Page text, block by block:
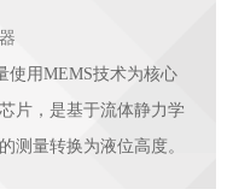
使用MEMS技术为核心
片，是基于流体静力学
测量转换为液位高度。